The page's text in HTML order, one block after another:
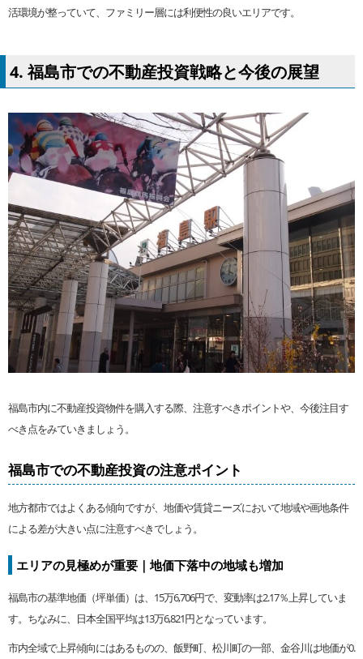
活環境が整っていて、ファミリー層には利便性の良いエリアです。
4. 福島市での不動産投資戦略と今後の展望
福島市内に不動産投資物件を購入する際、注意すべきポイントや、今後注目す
べき点をみていきましょう。
福島市での不動産投資の注意ポイント
地方都市ではよくある傾向ですが、地価や賃貸ニーズにおいて地域や画地条件
による差が大きい点に注意すべきでしょう。
エリアの見極めが重要｜地価下落中の地域も増加
福島市の基準地価（坪単価）は、15万6,706円で、変動率は2.17％上昇していま
す。ちなみに、日本全国平均は13万6,821円となっています。
市内全域で上昇傾向にはあるものの、飯野町、松川町の一部、金谷川は地価が0.